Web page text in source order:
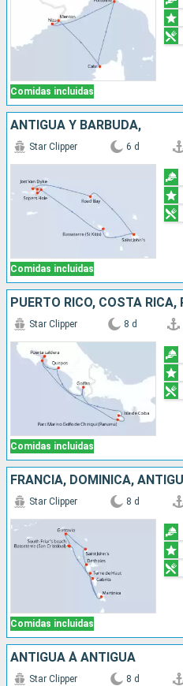
Comidas incluidas
ANTIGUA Y BARBUDA,
Comidas incluidas
Star Clipper 6 d
PUERTO RICO, COSTA RICA,
Comidas incluidas
Star Clipper 8 d
Comidas incluidas
Star Clipper 8 d
ANTIGUA À ANTIGUA
Star Clipper 8 d